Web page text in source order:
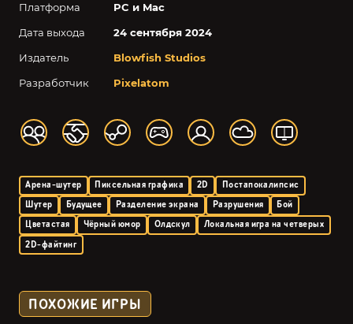
Платформа
PC и Mac
Дата выхода
24 сентября 2024
Издатель
Blowfish Studios
Разработчик
Pixelatom
Арена-шутер Пиксельная графика 2D
Постапокалипсис
Шутер
Будущее Разделение экрана Разрушения
Бой
Цветастая
Чёрный юмор Олдскул
Локальная игра на четверых
2D-файтинг
ПОХОЖИЕ ИГРЫ